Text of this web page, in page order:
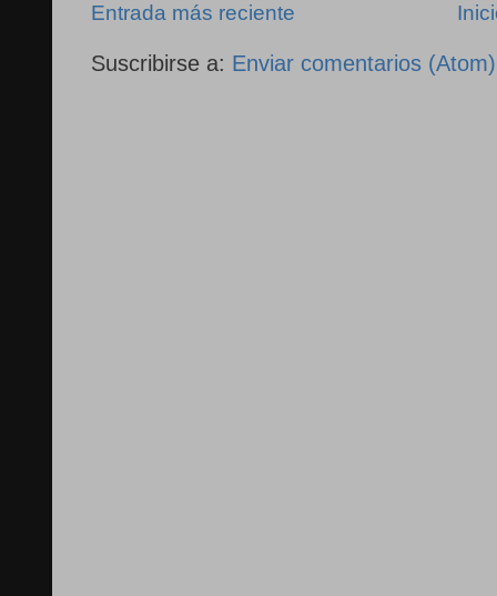
Entrada más reciente
Suscribirse a: Enviar comentarios (Atom)